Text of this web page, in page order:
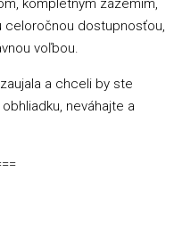
kompletným zázemím,
celoročnou dostupnosťou,
voľbou.
a chceli by ste
neváhajte a